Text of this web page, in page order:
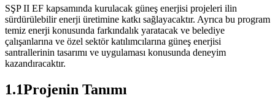
SŞP II EF kapsamında kurulacak güneş enerjisi projeleri ilin
sürdürülebilir enerji üretimine katkı sağlayacaktır. Ayrıca bu program
temiz enerji konusunda farkındalık yaratacak ve belediye
çalışanlarına ve özel sektör katılımcılarına güneş enerjisi
santrallerinin tasarımı ve uygulaması konusunda deneyim
kazandıracaktır.
1.1Projenin Tanımı